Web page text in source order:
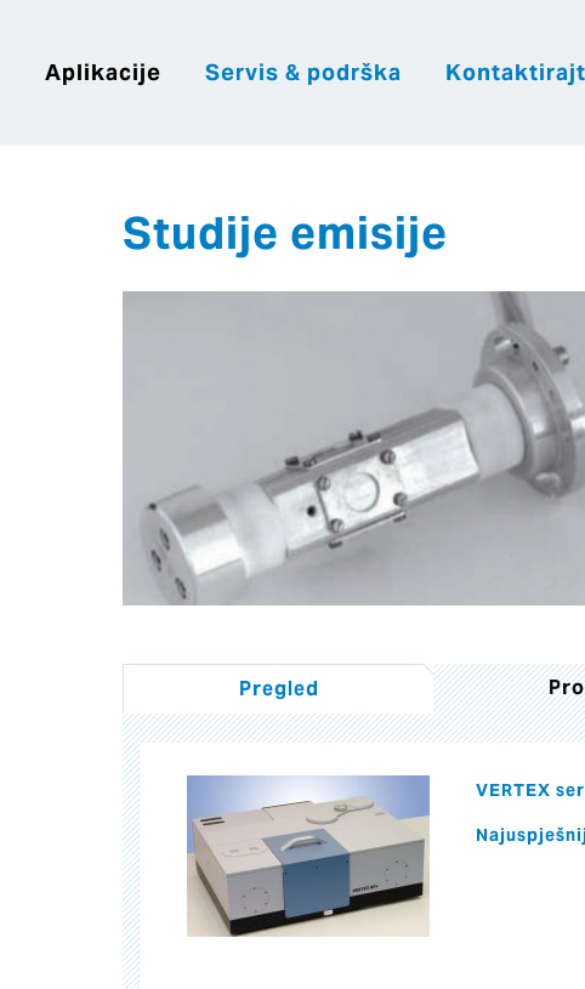
Aplikacije Servis & podrška
Studije emisije
Pregled
VERTEX